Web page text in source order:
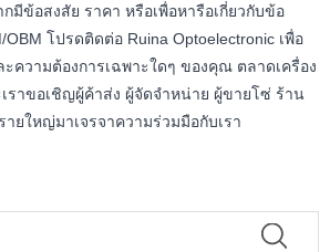
มีข้อสงสัย ราคา หรือเพื่อหารือเกี่ยวกับข้อ
โปรดติดต่อ Ruina Optoelectronic เพื่อ
ความต้องการเฉพาะใดๆ ของคุณ ตลาดเครื่อง
ราขอเชิญผู้ค้าส่ง ผู้จัดจำหน่าย ผู้ขายโซ่ ร้าน
ยใหญ่มาเจรจาความร่วมมือกับเรา